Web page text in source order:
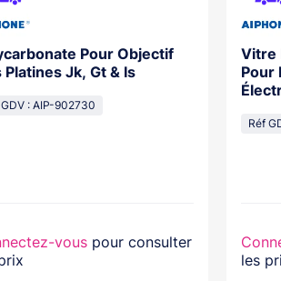
Pour Objectif
Platines Jk, Gt & Is
GDV : AIP-902730
vous pour consulter
Vitre
Pour
Réf
les